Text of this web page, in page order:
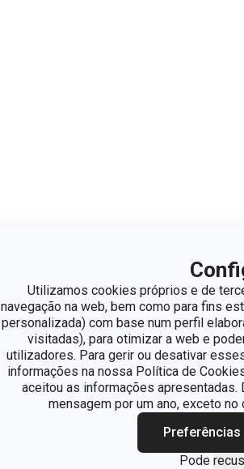
Utilizamos cookies próprios e de
navegação na web, bem como para fins
personalizada) com base num perfil
visitadas), para otimizar a web e
utilizadores. Para gerir ou desativar
informações na nossa Política de
aceitou as informações
mensagem por um ano, exceto
Preferências
Pode